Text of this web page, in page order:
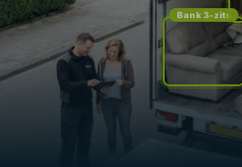
Bank 3-zits